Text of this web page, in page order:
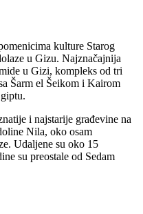
kulture Starog
u Gizu. Najznačajnija
u Gizi, kompleks od tri
Šarm el Šeikom i Kairom
i najstarije građevine na
Nila, oko osam
Udaljene su oko 15
su preostale od Sedam